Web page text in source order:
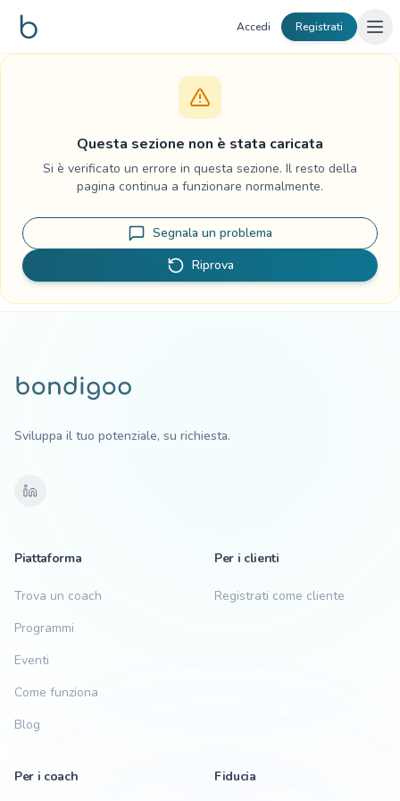
Vai al contenuto
Accedi Registrati
Questa sezione non è stata caricata
Si è verificato un errore in questa sezione. Il resto della
pagina continua a funzionare normalmente.
Segnala un problema
Riprova
Sviluppa il tuo potenziale, su richiesta.
Piattaforma
Trova un coach
Programmi
Eventi
Come funziona
Blog
Per i clienti
Registrati come cliente
Per i coach Fiducia